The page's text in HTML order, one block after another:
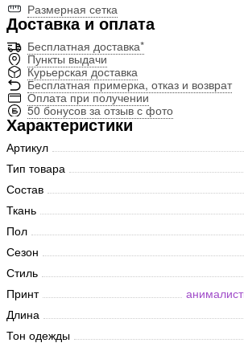
Размерная сетка
Доставка и оплата
Бесплатная доставка*
Пункты выдачи
Курьерская доставка
Бесплатная примерка, отказ и возврат
Оплата при получении
50 бонусов за отзыв с фото
Характеристики
Артикул
Тип товара
Состав
Ткань
Пол
Сезон
Стиль
Принт
Длина
Тон одежды